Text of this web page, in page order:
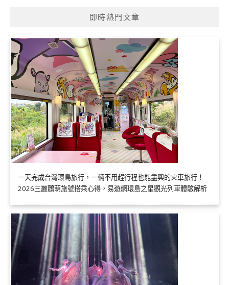
即時熱門文章
一天完成台灣環島旅行，一輛不用趕行程也能盡興的火車旅行！
2026三麗鷗萌旅號搭乘心得，易遊網環島之星觀光列車體驗解析